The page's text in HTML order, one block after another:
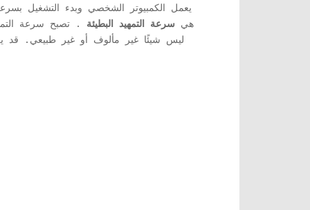
يعمل الكمبيوتر الشخصي وبدء التشغيل
التي يواجهها مستخدمو Windows 10 هي سرعة التمهيد البطيئة . تصبح سرعة